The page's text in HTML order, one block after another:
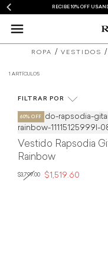
RECIBE 10% OFF
blusas
y
camisas
de
mujer
Rapsodia
vestidos
de
mujer
Rapsodia
ROPA VESTIDOS
1 ARTÍCULOS
FILTRAR POR
COLOR
TIPO DE PRODUCTO
TALLA
PRECIO
Vestido Rapsodia
Rainbow
$3,799.00 $1,519.60